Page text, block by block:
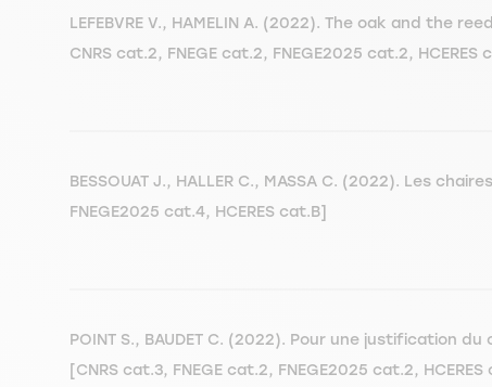
LEFEBVRE V., HAMELIN A. (2022). The oak and the
CNRS cat.2, FNEGE cat.2, FNEGE2025 cat.2, HCERES
BESSOUAT J., HALLER C., MASSA C. (2022). Les
FNEGE2025 cat.4, HCERES cat.B]
POINT S., BAUDET C. (2022). Pour une justification
[CNRS cat.3, FNEGE cat.2, FNEGE2025 cat.2, HCERES